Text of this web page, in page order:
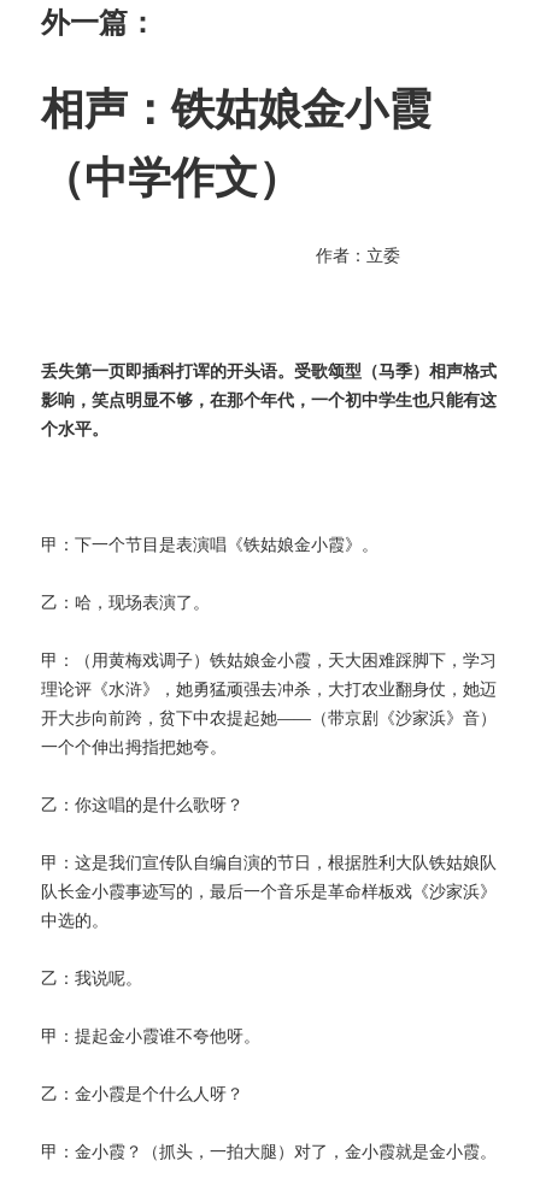
外一篇：
相声：铁姑娘金小霞
（中学作文）
作者：立委
丢失第一页即插科打诨的开头语。受歌颂型（马季）相声格式
影响，笑点明显不够，在那个年代，一个初中学生也只能有这
个水平。
甲：下一个节目是表演唱《铁姑娘金小霞》。
乙：哈，现场表演了。
甲：（用黄梅戏调子）铁姑娘金小霞，天大困难踩脚下，学习
理论评《水浒》，她勇猛顽强去冲杀，大打农业翻身仗，她迈
开大步向前跨，贫下中农提起她——（带京剧《沙家浜》音）
一个个伸出拇指把她夸。
乙：你这唱的是什么歌呀？
甲：这是我们宣传队自编自演的节日，根据胜利大队铁姑娘队
队长金小霞事迹写的，最后一个音乐是革命样板戏《沙家浜》
中选的。
乙：我说呢。
甲：提起金小霞谁不夸他呀。
乙：金小霞是个什么人呀？
甲：金小霞？（抓头，一拍大腿）对了，金小霞就是金小霞。